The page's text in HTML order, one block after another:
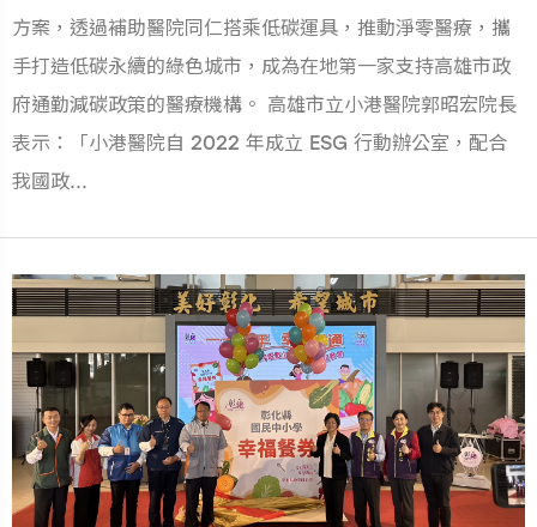
方案，透過補助醫院同仁搭乘低碳運具，推動淨零醫療，攜
手打造低碳永續的綠色城市，成為在地第一家支持高雄市政
府通勤減碳政策的醫療機構。 高雄市立小港醫院郭昭宏院長
表示：「小港醫院自 2022 年成立 ESG 行動辦公室，配合
我國政...